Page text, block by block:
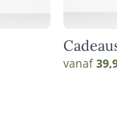
vanaf